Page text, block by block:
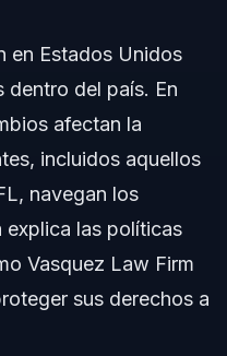
de Inmigración en
y Contexto Histórico
de EE. UU. en PDF y
en Políticas
en Estados Unidos
dentro del país. En
afectan la
incluidos aquellos
navegan los
explica las políticas
Vasquez Law Firm
sus derechos a